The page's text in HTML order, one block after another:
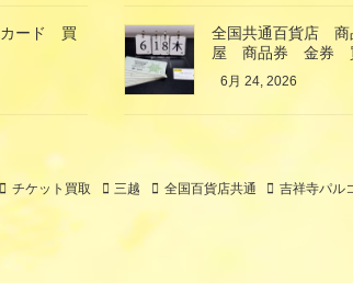
ード 買
全国共通百貨店
屋 商品券 金券
6月 24, 2026
チケット買取 三越 全国百貨店共通
吉祥寺パル